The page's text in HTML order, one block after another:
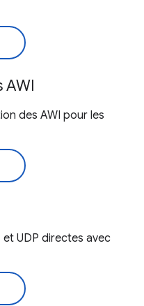
AWI
des AWI pour les
et UDP directes avec